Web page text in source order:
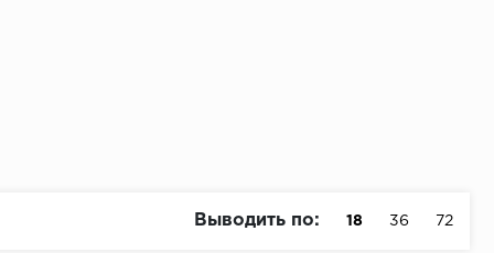
Выводить по: 18 36 72